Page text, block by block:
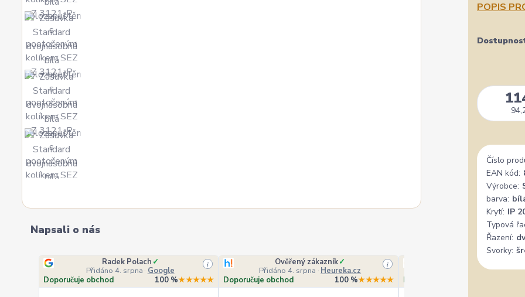
Napsali o nás
Radek Polach ✓
Přidáno 4. srpna · Google
i
Doporučuje obchod 100 %★★★★★
Ověřený zákazník✓
Přidáno 4. srpna · Heureka.cz
i
Doporučuje obchod 100 %★★★★★
Veronika Veverková
Přidáno 4. srpna·
Doporučuje obchod
POPIS
Číslo
EAN kód:
Výrobce:
barva:
Krytí: IP
Typová
Řazení:
Svorky: